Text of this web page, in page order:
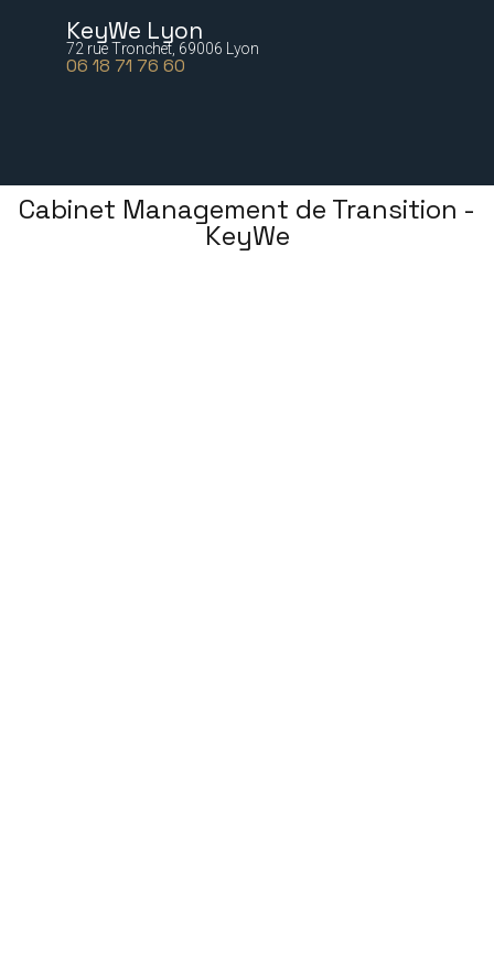
KeyWe Lyon
72 rue Tronchet, 69006 Lyon
06 18 71 76 60
Cabinet Management de Transition -
KeyWe